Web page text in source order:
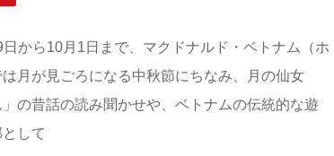
から10月1日まで、マクドナルド・ベトナム（ホ
月が見ごろになる中秋節にちなみ、月の仙女
の昔話の読み聞かせや、ベトナムの伝統的な遊
して